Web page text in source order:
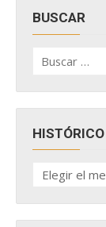
BUSCAR
por:
HISTÓRICO
DE